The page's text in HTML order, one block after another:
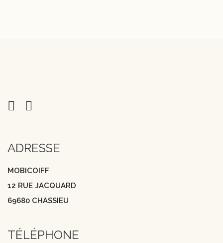
ADRESSE
MOBICOIFF
12 RUE JACQUARD
69680 CHASSIEU
TÉLÉPHONE